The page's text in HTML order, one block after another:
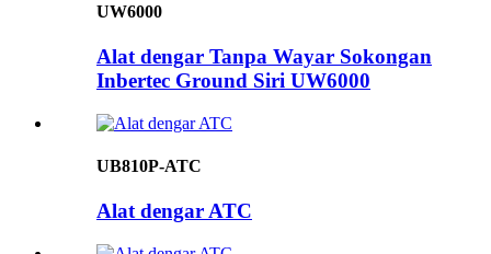
UW6000
Alat dengar Tanpa Wayar Sokongan
Inbertec Ground Siri UW6000
UB810P-ATC
Alat dengar ATC